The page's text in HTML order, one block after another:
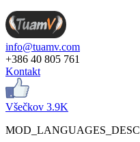
info@tuamv.com
+386 40 805 761
Kontakt
Všečkov 3.9K
MOD_LANGUAGES_DESC